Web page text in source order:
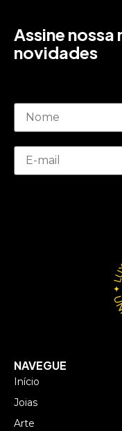
Assine
novidades
NAVEGUE
Início
Joias
Arte